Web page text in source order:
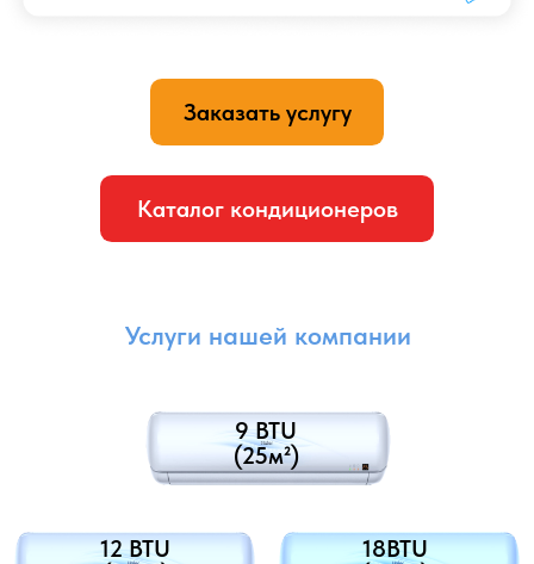
Закрытие декоративным коробом
крепление их к стене
планирования и точности, чтобы избежать
повреждений стен и обеспечить безопасность
и эффективность работы кондиционера.